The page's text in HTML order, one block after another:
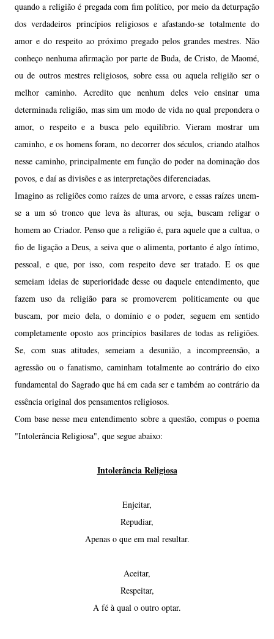
quando a religião é pregada com fim político, por meio da deturpação
dos verdadeiros princípios religiosos e afastando-se totalmente do
amor e do respeito ao próximo pregado pelos grandes mestres. Não
conheço nenhuma afirmação por parte de Buda, de Cristo, de Maomé,
ou de outros mestres religiosos, sobre essa ou aquela religião ser o
melhor caminho. Acredito que nenhum deles veio ensinar uma
determinada religião, mas sim um modo de vida no qual prepondera o
amor, o respeito e a busca pelo equilíbrio. Vieram mostrar um
caminho, e os homens foram, no decorrer dos séculos, criando atalhos
nesse caminho, principalmente em função do poder na dominação dos
povos, e daí as divisões e as interpretações diferenciadas.
Imagino as religiões como raízes de uma arvore, e essas raízes unem-
se a um só tronco que leva às alturas, ou seja, buscam religar o
homem ao Criador. Penso que a religião é, para aquele que a cultua, o
fio de ligação a Deus, a seiva que o alimenta, portanto é algo íntimo,
pessoal, e que, por isso, com respeito deve ser tratado. E os que
semeiam ideias de superioridade desse ou daquele entendimento, que
fazem uso da religião para se promoverem politicamente ou que
buscam, por meio dela, o domínio e o poder, seguem em sentido
completamente oposto aos princípios basilares de todas as religiões.
Se, com suas atitudes, semeiam a desunião, a incompreensão, a
agressão ou o fanatismo, caminham totalmente ao contrário do eixo
fundamental do Sagrado que há em cada ser e também ao contrário da
essência original dos pensamentos religiosos.
Com base nesse meu entendimento sobre a questão, compus o poema
"Intolerância Religiosa", que segue abaixo:
Intolerância Religiosa
Enjeitar,
Repudiar,
Apenas o que em mal resultar.
Aceitar,
Respeitar,
A fé à qual o outro optar.